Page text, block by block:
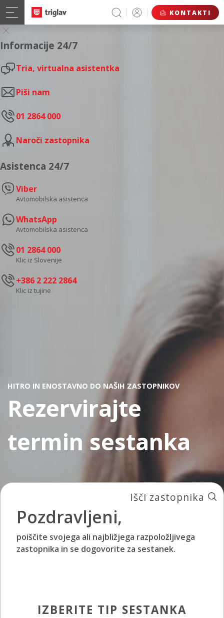
KONTAKTI
Informacije 24/7
Tria, virtualna asistentka
Piši nam
01 2864 000
Naroči zastopnika
Asistenca 24/7
Viber
Avtomobilska asistenca
WhatsApp
Avtomobilska asistenca
01 2864 000
Klic iz Slovenije
+386 2 222 2864
Klic iz tujine
HITRO IN ENOSTAVNO DO NAŠIH ZASTOPNIKOV
Rezervirajte
termin sestanka
Išči zastopnika
Pozdravljeni,
poiščite svojega ali najbližjega razpoložljivega
zastopnika in se dogovorite za sestanek.
IZBERITE TIP SESTANKA